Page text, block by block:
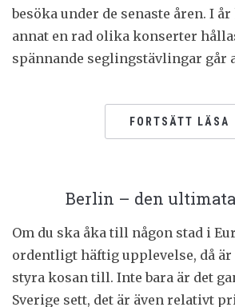
besöka under de senaste åren. I
annat en rad olika konserter
spännande seglingstävlingar går
FORTSÄTT LÄSA
Berlin – den
Om du ska åka till någon stad i
ordentligt häftig upplevelse, då
styra kosan till. Inte bara är det
Sverige sett, det är även relativt